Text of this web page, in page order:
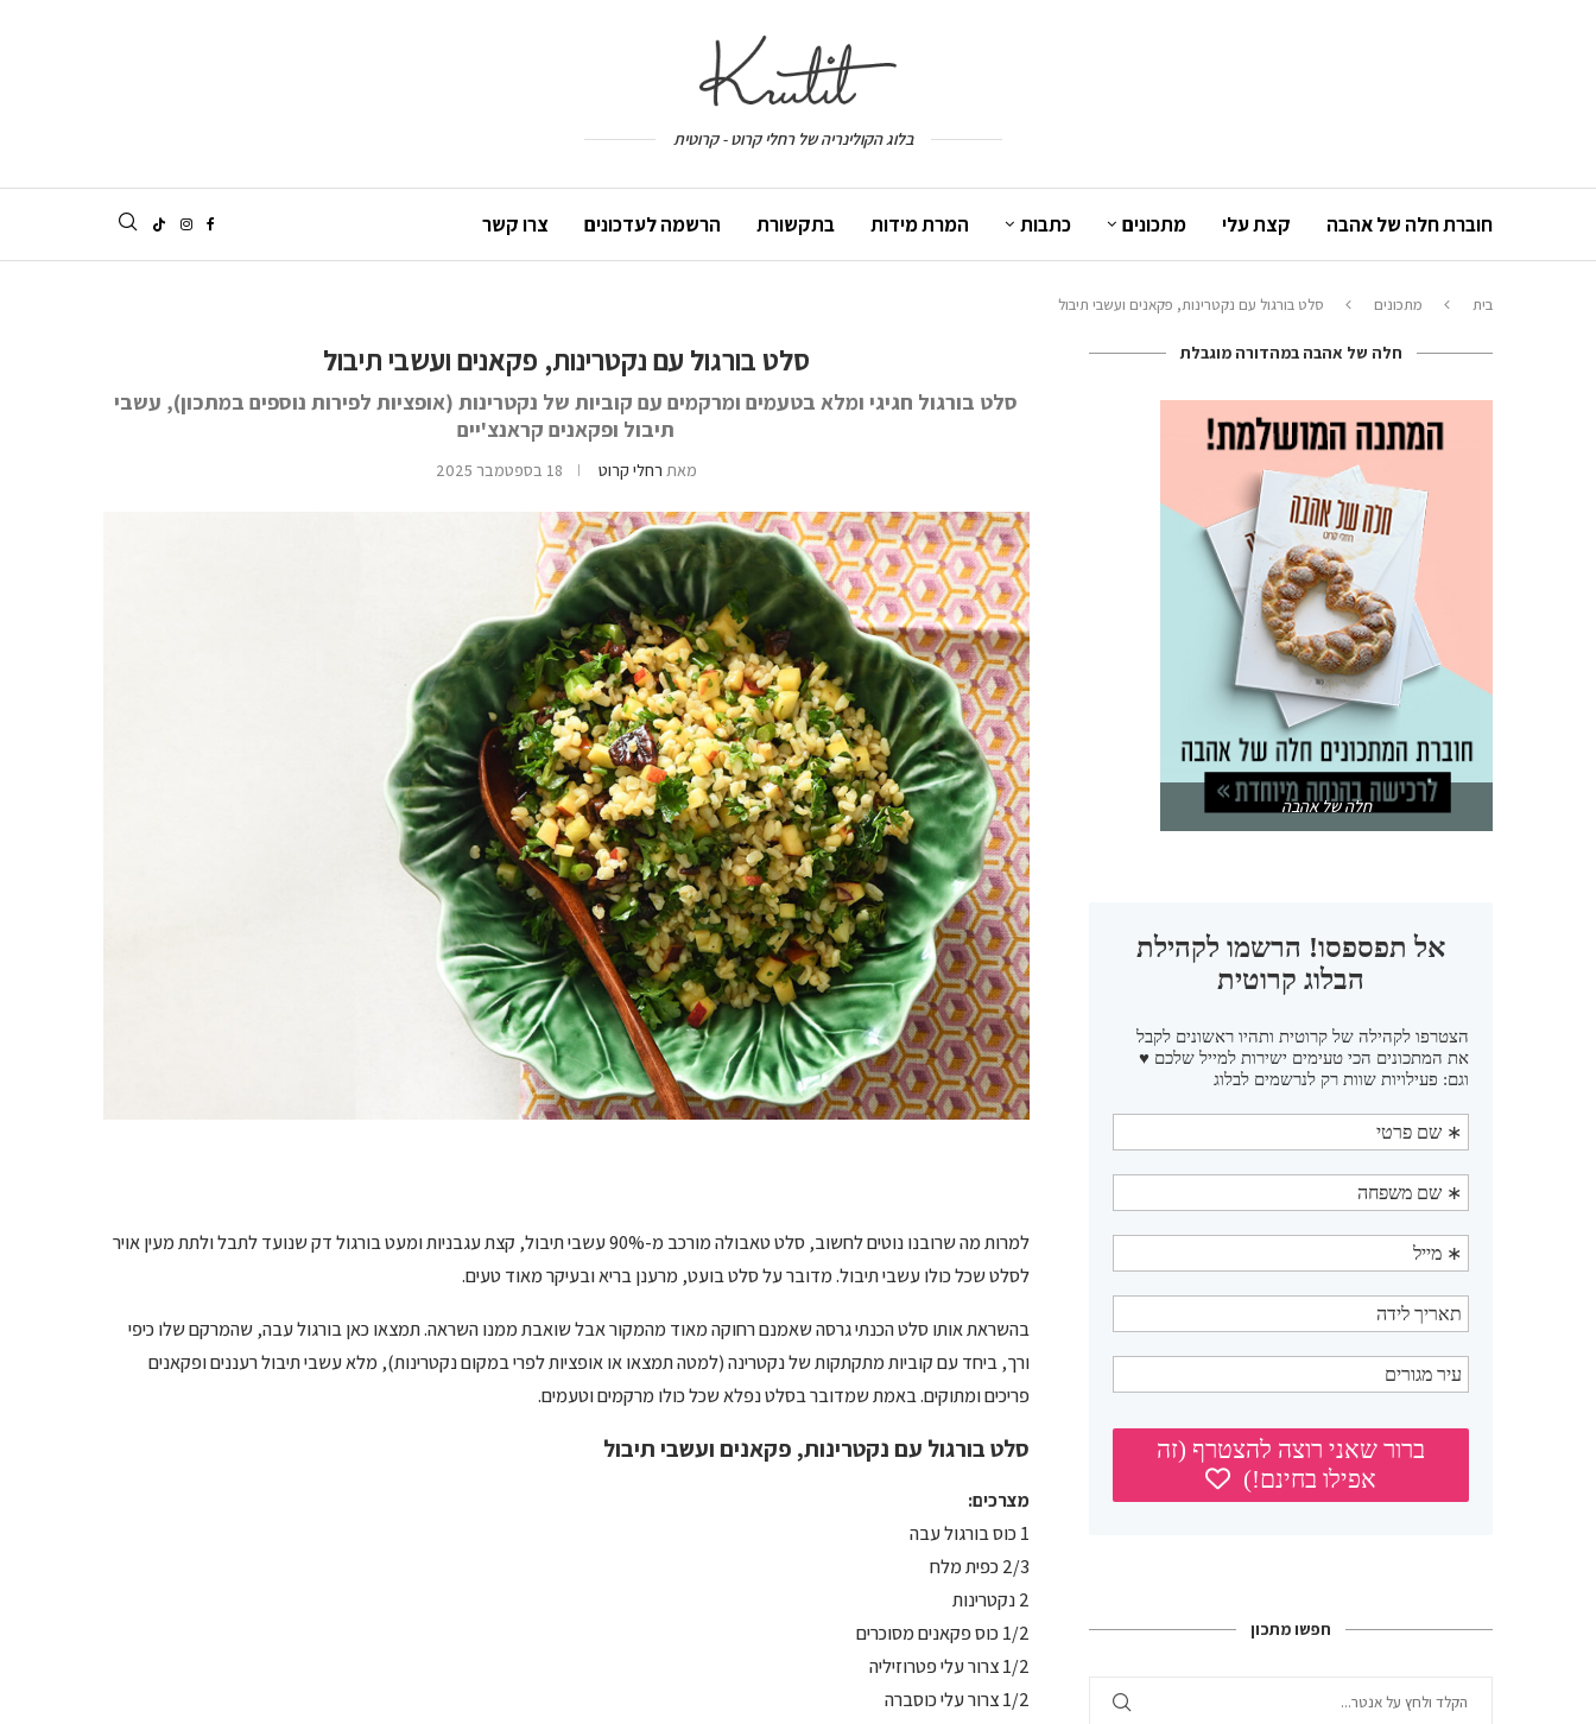
בלוג הקולינריה של רחלי קרוט - קרוטית
חוברת חלה של אהבה קצת עלי מתכונים כתבות המרת מידות בתקשורת הרשמה לעדכונים צרו קשר
בית מתכונים סלט בורגול עם נקטרינות, פקאנים ועשבי תיבול
סלט בורגול עם נקטרינות, פקאנים ועשבי תיבול
סלט בורגול חגיגי ומלא בטעמים ומרקמים עם קוביות של נקטרינות (אופציות לפירות נוספים במתכון), עשבי
תיבול ופקאנים קראנצ'יים
מאת רחלי קרוט 18 בספטמבר 2025
למרות מה שרובנו נוטים לחשוב, סלט טאבולה מורכב מ-90% עשבי תיבול, קצת עגבניות ומעט בורגול דק שנועד לתבל ולתת מעין אויר
לסלט שכל כולו עשבי תיבול. מדובר על סלט בועט, מרענן בריא ובעיקר מאוד טעים.
בהשראת אותו סלט הכנתי גרסה שאמנם רחוקה מאוד מהמקור אבל שואבת ממנו השראה. תמצאו כאן בורגול עבה, שהמרקם שלו כיפי
ורך, ביחד עם קוביות מתקתקות של נקטרינה (למטה תמצאו או אופציות לפרי במקום נקטרינות), מלא עשבי תיבול רעננים ופקאנים
פריכים ומתוקים. באמת שמדובר בסלט נפלא שכל כולו מרקמים וטעמים.
סלט בורגול עם נקטרינות, פקאנים ועשבי תיבול
מצרכים:
1 כוס בורגול עבה
2/3 כפית מלח
2 נקטרינות
1/2 כוס פקאנים מסוכרים
1/2 צרור עלי פטרוזיליה
1/2 צרור עלי כוסברה
חלה של אהבה במהדורה מוגבלת
חלה של אהבה
חפשו מתכון